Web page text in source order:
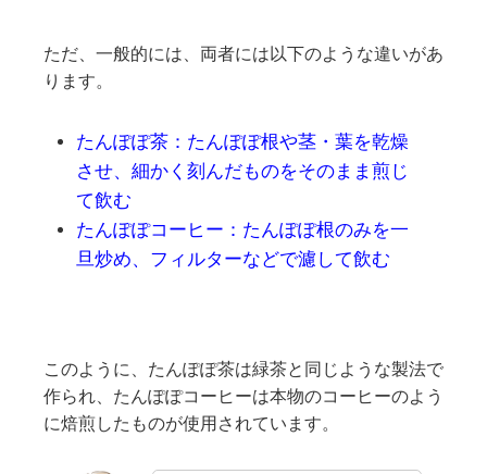
ただ、一般的には、両者には以下のような違いがあ
ります。
たんぽぽ茶：たんぽぽ根や茎・葉を乾燥
させ、細かく刻んだものをそのまま煎じ
て飲む
たんぽぽコーヒー：たんぽぽ根のみを一
旦炒め、フィルターなどで濾して飲む
このように、たんぽぽ茶は緑茶と同じような製法で
作られ、たんぽぽコーヒーは本物のコーヒーのよう
に焙煎したものが使用されています。